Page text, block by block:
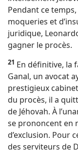
Pendant ce
moqueries et
juridique,
gagner le procès.
21 En définitive, la
Ganal, un avocat
prestigieux
du procès, il a
de Jéhovah. À
se prononcent en
d’exclusion. Pour
des serviteurs de